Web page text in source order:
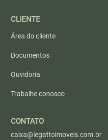
CLIENTE
Área do cliente
Documentos
Ouvidoria
Trabalhe conosco
CONTATO
caixa@legattoimoveis.com.br